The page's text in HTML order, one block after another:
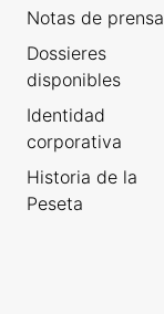
Notas de prensa
Dossieres
disponibles
Identidad
corporativa
Historia de la
Peseta